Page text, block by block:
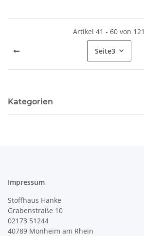
Artikel 41 - 60 von 121
Seite3
Kategorien
Impressum
Stoffhaus Hanke
Grabenstraße 10
02173 51244
40789 Monheim am Rhein